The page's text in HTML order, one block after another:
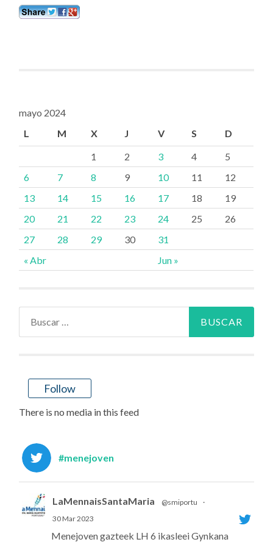
mayo 2024
L
M X J V S D
« Abr Jun »
1 2 3 4
5
6
7 8 9 10 11
12
13
14 15 16 17 18
19
20
21 22 23 24 25
26
27
28 29 30 31
Follow
There is no media in this feed
#menejoven
LaMennaisSantaMaria @smiportu
·
30 Mar 2023
Menejoven gazteek LH 6 ikasleei Gynkana